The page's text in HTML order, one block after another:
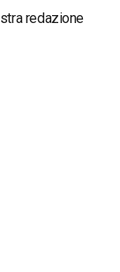
redazione